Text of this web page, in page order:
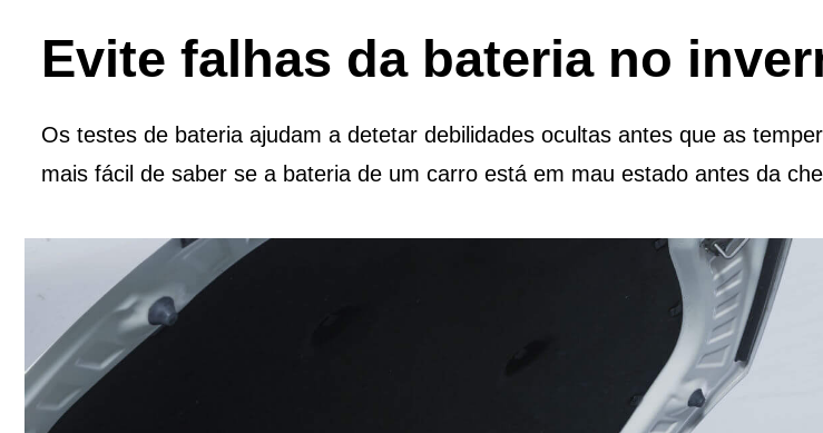
Evite falhas da bateria no
Os testes de bateria ajudam a detetar debilidades ocultas antes que as
mais fácil de saber se a bateria de um carro está em mau estado antes da